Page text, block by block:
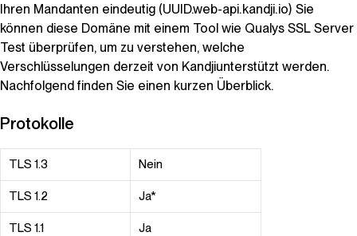
Ihren Mandanten eindeutig (UUID.web-api.kandji.io) Sie
können diese Domäne mit einem Tool wie Qualys SSL Server
Test überprüfen, um zu verstehen, welche
Verschlüsselungen derzeit von Kandjiunterstützt werden.
Nachfolgend finden Sie einen kurzen Überblick.
Protokolle
TLS 1.3 Nein
TLS 1.2 Ja*
TLS 1.1 Ja